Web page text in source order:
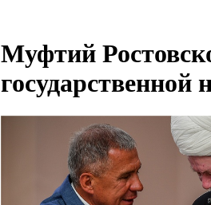
Муфтий
государственной